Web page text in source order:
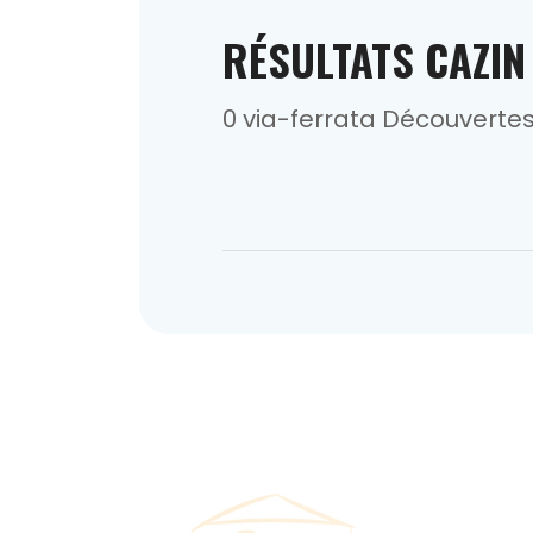
RÉSULTATS CAZIN
0 via-ferrata